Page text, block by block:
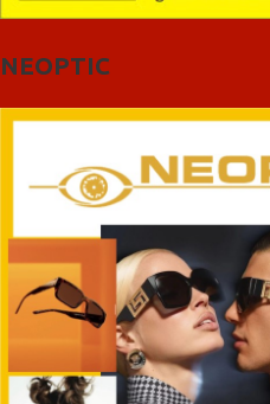
NEOPTIC